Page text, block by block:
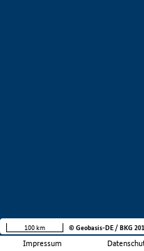
Impressum
100 km © Geobasis-DE / BKG